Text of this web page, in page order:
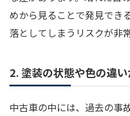
めから見ることで発見でき
落としてしまうリスクが非
2. 塗装の状態や色の違
中古車の中には、過去の事